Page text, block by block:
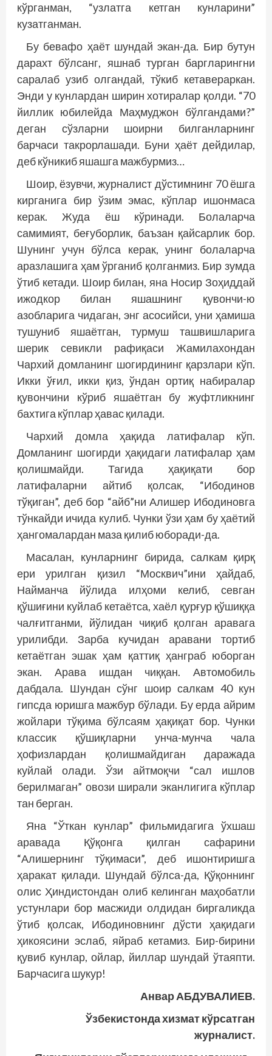
кўрганман, “узлатга кетган кунларини”
кузатганман.
Бу бевафо ҳаёт шундай экан-да. Бир бутун
дарахт бўлсанг, яшнаб турган баргларингни
саралаб узиб олгандай, тўкиб кетавераркан.
Энди у кунлардан ширин хотиралар қолди. “70
йиллик юбилейда Маҳмуджон бўлгандами?”
деган сўзларни шоирни билганларнинг
барчаси такрорлашади. Буни ҳаёт дейдилар,
деб кўникиб яшашга мажбурмиз…
Шоир, ёзувчи, журналист дўстимнинг 70 ёшга
кирганига бир ўзим эмас, кўплар ишонмаса
керак. Жуда ёш кўринади. Болаларча
самимият, беғуборлик, баъзан қайсарлик бор.
Шунинг учун бўлса керак, унинг болаларча
аразлашига ҳам ўрганиб қолганмиз. Бир зумда
ўтиб кетади. Шоир билан, яна Носир Зоҳиддай
ижодкор билан яшашнинг қувончи-ю
азобларига чидаган, энг асосийси, уни ҳамиша
тушуниб яшаётган, турмуш ташвишларига
шерик севикли рафиқаси Жамилахондан
Чархий домланинг шогирдининг қарзлари кўп.
Икки ўғил, икки қиз, ўндан ортиқ набиралар
қувончини кўриб яшаётган бу жуфтликнинг
бахтига кўплар ҳавас қилади.
Чархий домла ҳақида латифалар кўп.
Домланинг шогирди ҳақидаги латифалар ҳам
қолишмайди. Тагида ҳақиқати бор
латифаларни айтиб қолсак, “Ибодинов
тўқиган”, деб бор “айб”ни Алишер Ибодиновга
тўнкайди ичида кулиб. Чунки ўзи ҳам бу ҳаётий
ҳангомалардан маза қилиб юборади-да.
Масалан, кунларнинг бирида, салкам қирқ
ери урилган қизил “Москвич”ини ҳайдаб,
Найманча йўлида илҳоми келиб, севган
қўшиғини куйлаб кетаётса, хаёл қурғур қўшиққа
чалғитганми, йўлидан чиқиб қолган аравага
урилибди. Зарба кучидан аравани тортиб
кетаётган эшак ҳам қаттиқ ҳанг­раб юборган
экан. Арава ишдан чиққан. Автомобиль
дабдала. Шундан сўнг шоир салкам 40 кун
гипсда юришга мажбур бўлади. Бу ерда айрим
жойлари тўқима бўлсаям ҳақиқат бор. Чунки
классик қўшиқларни унча-мунча чала
ҳофизлардан қолишмайдиган даражада
куйлай олади. Ўзи айтмоқчи “сал ишлов
берилмаган” овози ширали эканлигига кўплар
тан берган.
Яна “Ўткан кунлар” фильмидагига ўхшаш
аравада Қўқонга қилган сафарини
“Алишернинг тўқимаси”, деб ишонтиришга
ҳаракат қилади. Шундай бўлса-да, Қўқоннинг
олис Ҳиндистондан олиб келинган маҳобатли
устунлари бор масжиди олдидан биргаликда
ўтиб қолсак, Ибодиновнинг дўсти ҳақидаги
ҳикоясини эслаб, яйраб кетамиз. Бир-бирини
қувиб кунлар, ойлар, йиллар шундай ўтаяпти.
Барчасига шукур!
Анвар АБДУВАЛИЕВ.
Ўзбекистонда хизмат кўрсатган
журналист.